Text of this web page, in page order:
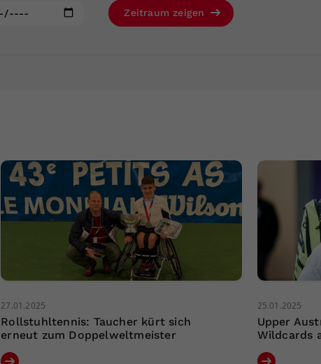
Zeitraum zeigen
27.01.2025
Rollstuhltennis: Taucher kürt sich
erneut zum Doppelweltmeister
25.01.2025
Upper
Wildcards
Ihrer vorgenommen Einstellungen, falls der